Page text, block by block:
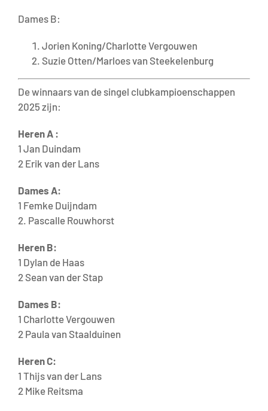
Dames B:
Jorien Koning/Charlotte Vergouwen
Suzie Otten/Marloes van Steekelenburg
De winnaars van de singel clubkampioenschappen
2025 zijn:
Heren A :
1 Jan Duindam
2 Erik van der Lans
Dames A:
1 Femke Duijndam
2. Pascalle Rouwhorst
Heren B:
1 Dylan de Haas
2 Sean van der Stap
Dames B:
1 Charlotte Vergouwen
2 Paula van Staalduinen
Heren C:
1 Thijs van der Lans
2 Mike Reitsma